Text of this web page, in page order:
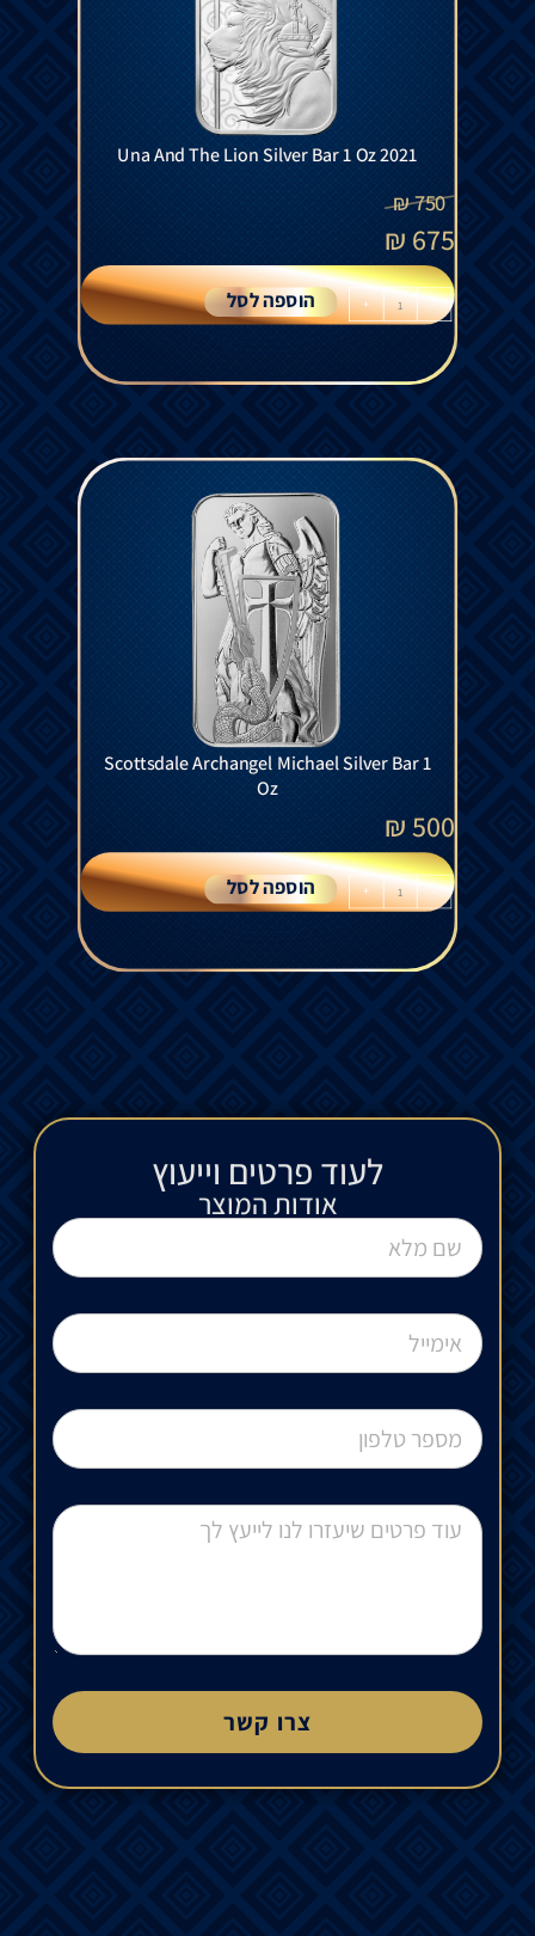
Una And The Lion Silver Bar 1 Oz 2021
750
₪
675
₪
-
+ הוספה לסל
Scottsdale Archangel Michael Silver Bar 1
Oz
500
₪
-
+ הוספה לסל
לעוד פרטים וייעוץ​
אודות המוצר
צרו קשר